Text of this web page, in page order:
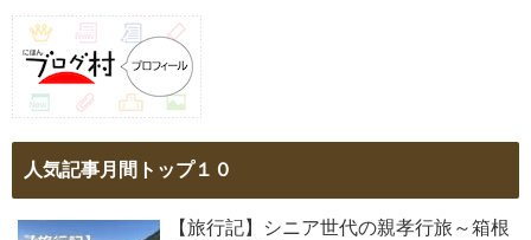
人気記事月間トップ１０
【旅行記】シニア世代の親孝行旅～箱根